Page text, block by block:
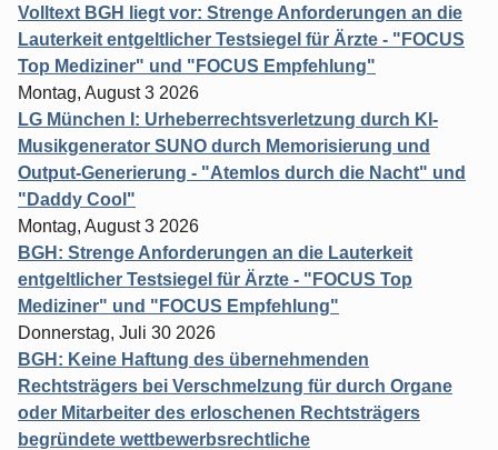
Volltext BGH liegt vor: Strenge Anforderungen an die
Lauterkeit entgeltlicher Testsiegel für Ärzte - "FOCUS
Top Mediziner" und "FOCUS Empfehlung"
Montag, August 3 2026
LG München I: Urheberrechtsverletzung durch KI-
Musikgenerator SUNO durch Memorisierung und
Output-Generierung - "Atemlos durch die Nacht" und
"Daddy Cool"
Montag, August 3 2026
BGH: Strenge Anforderungen an die Lauterkeit
entgeltlicher Testsiegel für Ärzte - "FOCUS Top
Mediziner" und "FOCUS Empfehlung"
Donnerstag, Juli 30 2026
BGH: Keine Haftung des übernehmenden
Rechtsträgers bei Verschmelzung für durch Organe
oder Mitarbeiter des erloschenen Rechtsträgers
begründete wettbewerbsrechtliche